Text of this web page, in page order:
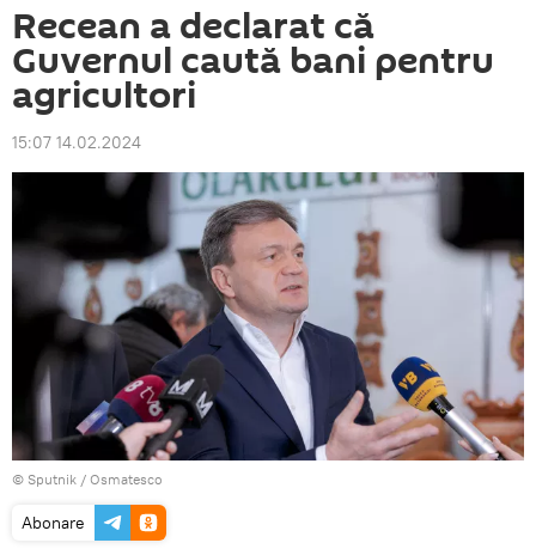
Recean a declarat că
Guvernul caută bani pentru
agricultori
15:07 14.02.2024
© Sputnik / Osmatesco
Abonare